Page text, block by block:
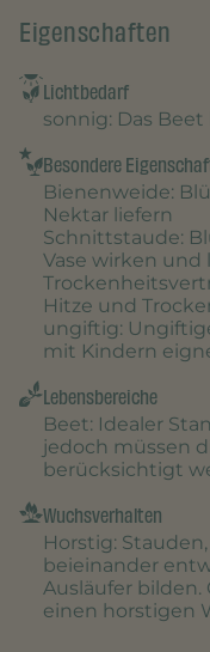
Eigenschaften
Lichtbedarf
sonnig: Das
Besondere
Bienenweide:
Nektar liefern
Schnittstaude:
Vase wirken und
Hitze und
ungiftig:
mit Kindern
Lebensbereiche
Beet: Idealer
jedoch müssen
berücksichtigt
Wuchsverhalten
Horstig:
beieinander
Ausläufer bilden.
einen horstigen